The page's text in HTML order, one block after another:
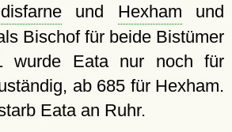
und Hexham und
Bischof für beide Bistümer
wurde Eata nur noch für
ab 685 für Hexham.
Eata an Ruhr.